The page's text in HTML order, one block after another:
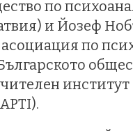
по
и Йозеф
по